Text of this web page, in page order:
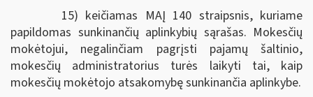
15) keičiamas MAĮ 140 straipsnis, kuriame
papildomas sunkinančių aplinkybių sąrašas. Mokesčių
mokėtojui, negalinčiam pagrįsti pajamų šaltinio,
mokesčių administratorius turės laikyti tai, kaip
mokesčių mokėtojo atsakomybę sunkinančia aplinkybe.